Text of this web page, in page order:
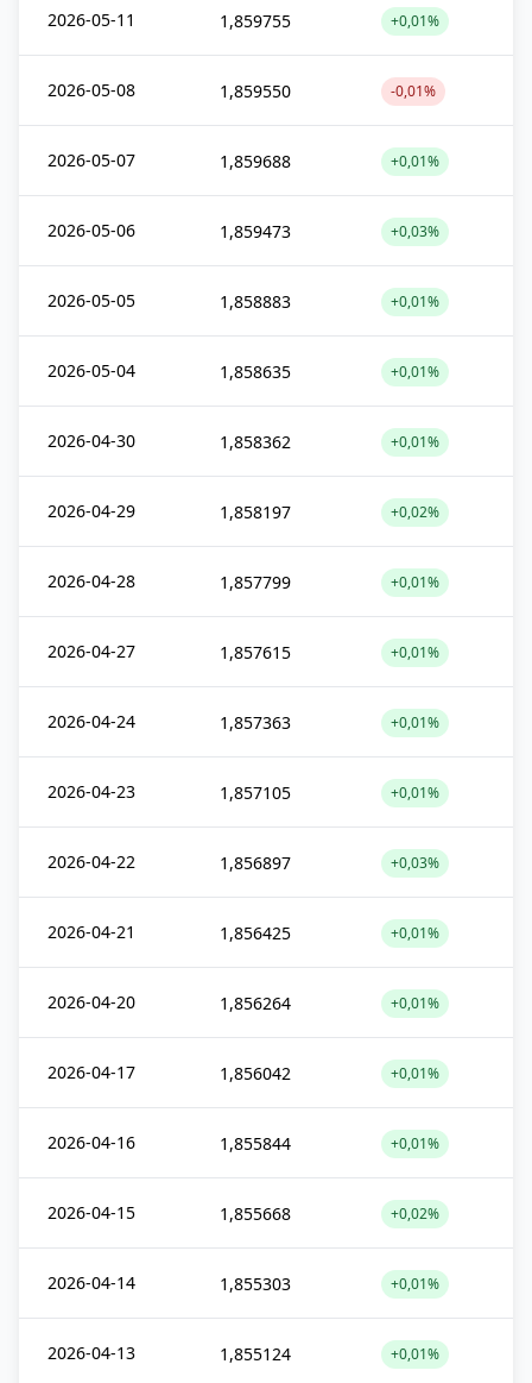
2026-05-11 1,859755 +0,01%
2026-05-08 1,859550 -0,01%
2026-05-07 1,859688 +0,01%
2026-05-06 1,859473 +0,03%
2026-05-05 1,858883 +0,01%
2026-05-04 1,858635 +0,01%
2026-04-30 1,858362 +0,01%
2026-04-29 1,858197 +0,02%
2026-04-28 1,857799 +0,01%
2026-04-27 1,857615 +0,01%
2026-04-24 1,857363 +0,01%
2026-04-23 1,857105 +0,01%
2026-04-22 1,856897 +0,03%
2026-04-21 1,856425 +0,01%
2026-04-20 1,856264 +0,01%
2026-04-17 1,856042 +0,01%
2026-04-16 1,855844 +0,01%
2026-04-15 1,855668 +0,02%
2026-04-14 1,855303 +0,01%
2026-04-13 1,855124 +0,01%